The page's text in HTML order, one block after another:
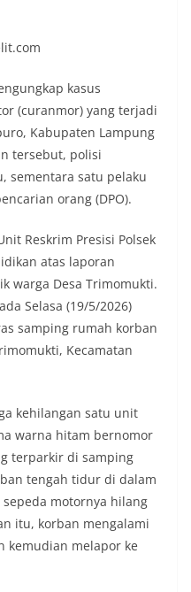
kasus
(curanmor) yang terjadi
Kabupaten Lampung
tersebut, polisi
sementara satu pelaku
orang (DPO).
Reskrim Presisi Polsek
atas laporan
warga Desa Trimomukti.
Selasa (19/5/2026)
samping rumah korban
Kecamatan
kehilangan satu unit
warna hitam bernomor
terparkir di samping
tengah tidur di dalam
motornya hilang
itu, korban mengalami
kemudian melapor ke